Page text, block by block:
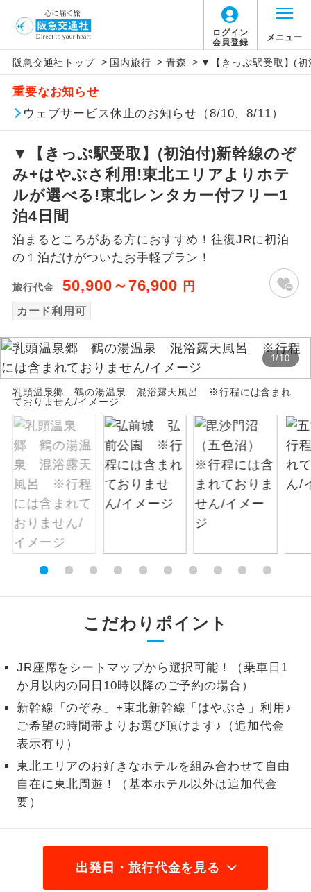
ログイン
会員登録
メニュー
阪急交通社トップ > 国内旅行 > 青森 > ▼【きっぷ駅受取】(初
重要なお知らせ
ウェブサービス休止のお知らせ（8/10、8/11）
▼【きっぷ駅受取】(初泊付)新幹線のぞ
み+はやぶさ利用!東北エリアよりホテ
ルが選べる!東北レンタカー付フリー1
泊4日間
泊まるところがある方におすすめ！往復JRに初泊
の１泊だけがついたお手軽プラン！
旅行代金 50,900～76,900 円
カード利用可
1/10
乳頭温泉郷 鶴の湯温泉 混浴露天風呂 ※行程には含まれ
ておりません/イメージ
こだわりポイント
JR座席をシートマップから選択可能！（乗車日1
か月以内の同日10時以降のご予約の場合）
新幹線「のぞみ」+東北新幹線「はやぶさ」利用♪
ご希望の時間帯よりお選び頂けます♪（追加代金
表示有り）
東北エリアのお好きなホテルを組み合わせて自由
自在に東北周遊！（基本ホテル以外は追加代金
要）
出発日・旅行代金を見る
アイコン 説明
添乗員同行
往路出発空港（駅）から復路到着空港
（駅）まで同行します。
現地添乗員同
現地到着空港（駅）から最終日出発空港
（駅）まで添乗員が同行します。
バスガイド乗
務
バスガイドが乗務し、車内での観光案内
新コース 初登場のコースです。
世界遺産
ユネスコに登録されている文化遺産や自
絶景 絶景スポットに立ち寄るコースです。
温泉 温泉地にも宿泊するコースです。
露天風呂
す。
大浴場 ご宿泊ホテルに大浴場が付いています。
全食事付き
全てのお食事が付いていますので、お食
事の心配はいりません。（機内食を除
お部屋食
お部屋にてゆっくりとお召し上がりいた
だけます。
トラベルイヤ
周りの音を気にせず、ガイドさんの説明
1名様から出発可能な個人型プランで
2名様催行
2名様から出発可能な個人型プランで
す。
おひとり様参
加限定
おひとり様限定でご参加いただけるコー
1名様1室同代
1名様1室利用でも追加料金がかからない
ご夫婦限定でご参加いただけるコースで
す。
女性限定でご参加いただけるコースで
す。